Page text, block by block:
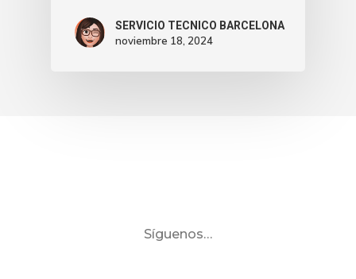
SERVICIO TECNICO BARCELONA
noviembre 18, 2024
Síguenos…